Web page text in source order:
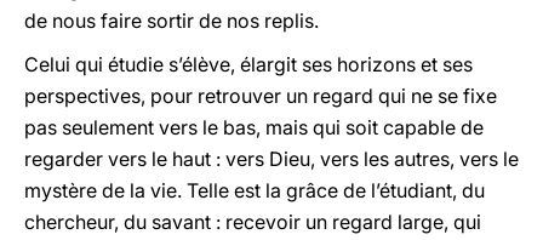
de nous faire sortir de nos replis.
Celui qui étudie s’élève, élargit ses horizons et ses
perspectives, pour retrouver un regard qui ne se fixe
pas seulement vers le bas, mais qui soit capable de
regarder vers le haut : vers Dieu, vers les autres, vers le
mystère de la vie. Telle est la grâce de l’étudiant, du
chercheur, du savant : recevoir un regard large, qui